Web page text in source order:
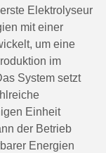
Elektrolyseur
mit einer
um eine
im
System setzt
Einheit
der Betrieb
Energien